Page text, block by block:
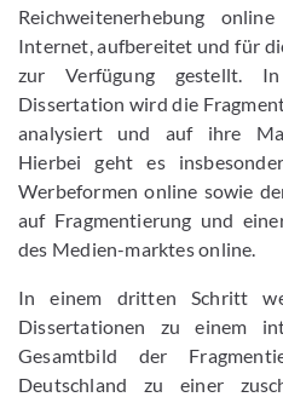
Reichweitenerhebung
Internet, aufbereitet und für
zur Verfügung gestellt.
Dissertation wird die
analysiert und auf ihre
Hierbei geht es
Werbeformen online sowie
auf Fragmentierung und
des Medien-marktes online.
In einem dritten Schritt
Dissertationen zu einem
Gesamtbild der
Deutschland zu einer